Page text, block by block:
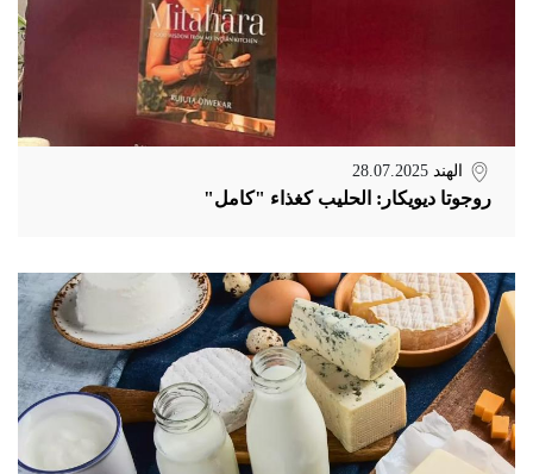
الهند 28.07.2025
روجوتا ديويكار: الحليب كغذاء "كامل"